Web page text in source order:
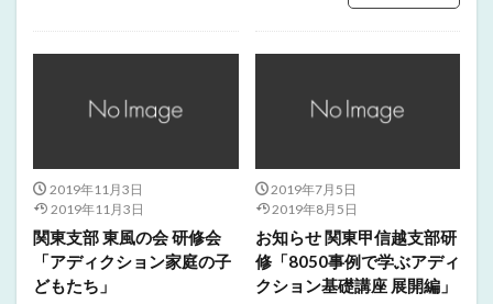
2019年11月3日
2019年11月3日
関東支部 東風の会 研修会
「アディクション家庭の子
どもたち」
2019年7月5日
2019年8月5日
お知らせ 関東甲信越支部研
修「8050事例で学ぶアディ
クション基礎講座 展開編」